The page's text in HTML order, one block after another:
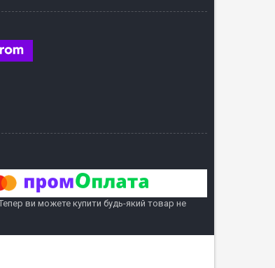
ви можете купити будь-який товар не